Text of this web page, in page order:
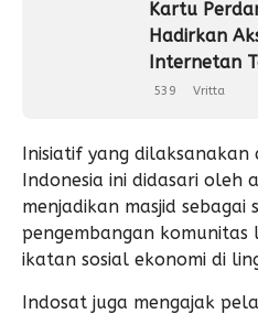
Kartu
Hadirkan
Internetan
539 Vritta
Inisiatif yang dilaksanakan
Indonesia ini didasari oleh
menjadikan masjid
pengembangan
ikatan sosial ekonomi di
Indosat juga mengajak